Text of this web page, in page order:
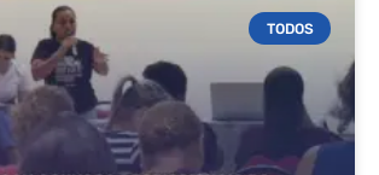
TODOS